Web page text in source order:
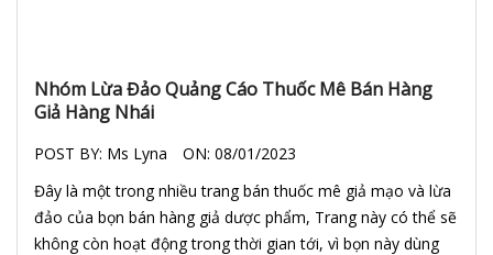
Nhóm Lừa Đảo Quảng Cáo Thuốc Mê Bán Hàng
Giả Hàng Nhái
POST BY: Ms Lyna ON: 08/01/2023
Đây là một trong nhiều trang bán thuốc mê giả mạo và lừa
đảo của bọn bán hàng giả dược phẩm, Trang này có thể sẽ
không còn hoạt động trong thời gian tới, vì bọn này dùng